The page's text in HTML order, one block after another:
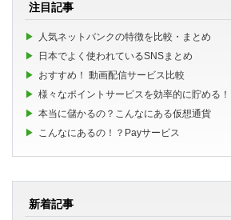
注目記事
人気ネットバンクの特徴を比較・まとめ
日本でよく使われているSNSまとめ
おすすめ！ 動画配信サービス比較
様々なポイントサービスを効率的に貯める！
本当に儲かるの？こんなにある仮想通貨
こんなにあるの！？Payサービス
新着記事